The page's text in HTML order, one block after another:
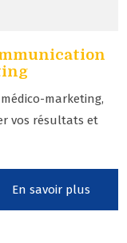
marketing,
vos résultats et
En savoir plus